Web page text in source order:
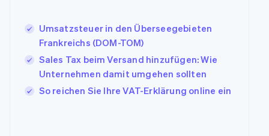
Umsatzsteuer in den Überseegebieten
Frankreichs (DOM-TOM)
Sales Tax beim Versand hinzufügen: Wie
Unternehmen damit umgehen sollten
So reichen Sie Ihre VAT-Erklärung online ein
Italien
ItalianoEnglish
Japan
Kanada
EnglishFrançais